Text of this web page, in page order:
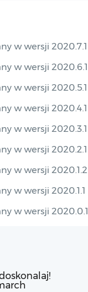
w wersji 2020.7.1
w wersji 2020.6.1
w wersji 2020.5.1
w wersji 2020.4.1
w wersji 2020.3.1
w wersji 2020.2.1
w wersji 2020.1.2
w wersji 2020.1.1
w wersji 2020.0.1